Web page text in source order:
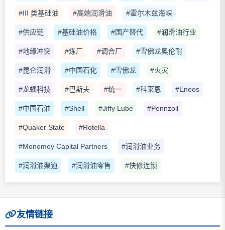
#III 类基础油 #高端润滑油 #霍尔木兹海峡
#供应链 #基础油价格 #国产替代 #润滑油行业
#地缘冲突 #炼厂 #调合厂 #雪佛龙奥伦耐
#昆仑润滑 #中国石化 #雪佛龙 #火灾
#龙蟠科技 #巴斯夫 #统一 #科莱恩 #Eneos
#中国石油 #Shell #Jiffy Lube #Pennzoil
#Quaker State #Rotella
#Monomoy Capital Partners #润滑油业务
#润滑油渠道 #润滑油零售 #快修连锁
友情链接